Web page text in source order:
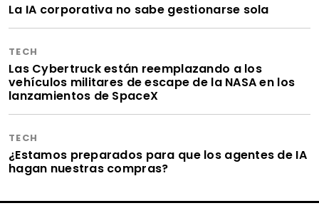
La IA corporativa no sabe gestionarse sola
TECH
Las Cybertruck están reemplazando a los
vehículos militares de escape de la NASA en los
lanzamientos de SpaceX
TECH
¿Estamos preparados para que los agentes de IA
hagan nuestras compras?